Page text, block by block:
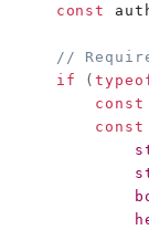
const
//
if
(
const
const